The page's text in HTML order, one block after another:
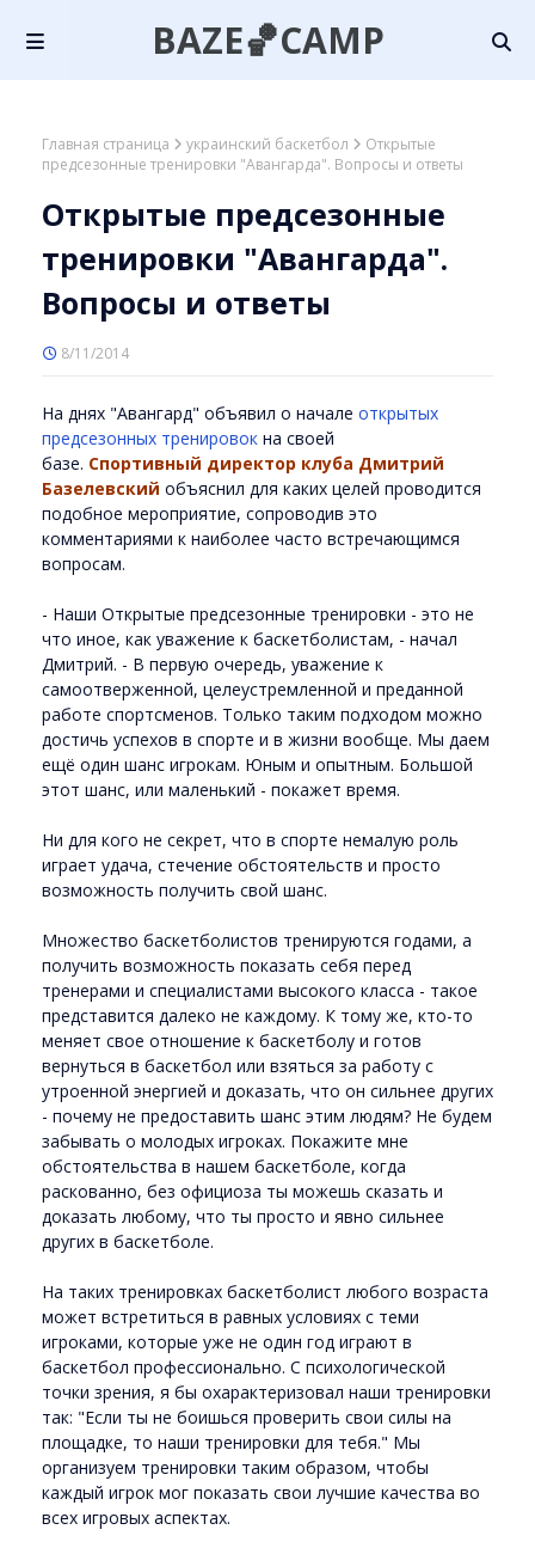
BAZE🏀CAMP
Главная страница украинский баскетбол
Открытые
предсезонные тренировки "Авангарда". Вопросы и ответы
Открытые предсезонные
тренировки "Авангарда".
Вопросы и ответы
8/11/2014
На днях "Авангард" объявил о начале открытых
предсезонных тренировок на своей
базе. Спортивный директор клуба Дмитрий
Базелевский объяснил для каких целей проводится
подобное мероприятие, сопроводив это
комментариями к наиболее часто встречающимся
вопросам.
- Наши Открытые предсезонные тренировки - это не
что иное, как уважение к баскетболистам, - начал
Дмитрий. - В первую очередь, уважение к
самоотверженной, целеустремленной и преданной
работе спортсменов. Только таким подходом можно
достичь успехов в спорте и в жизни вообще. Мы даем
ещё один шанс игрокам. Юным и опытным. Большой
этот шанс, или маленький - покажет время.
Ни для кого не секрет, что в спорте немалую роль
играет удача, стечение обстоятельств и просто
возможность получить свой шанс.
Множество баскетболистов тренируются годами, а
получить возможность показать себя перед
тренерами и специалистами высокого класса - такое
представится далеко не каждому. К тому же, кто-то
меняет свое отношение к баскетболу и готов
вернуться в баскетбол или взяться за работу с
утроенной энергией и доказать, что он сильнее других
- почему не предоставить шанс этим людям? Не будем
забывать о молодых игроках. Покажите мне
обстоятельства в нашем баскетболе, когда
раскованно, без официоза ты можешь сказать и
доказать любому, что ты просто и явно сильнее
других в баскетболе.
На таких тренировках баскетболист любого возраста
может встретиться в равных условиях с теми
игроками, которые уже не один год играют в
баскетбол профессионально. С психологической
точки зрения, я бы охарактеризовал наши тренировки
так: "Если ты не боишься проверить свои силы на
площадке, то наши тренировки для тебя." Мы
организуем тренировки таким образом, чтобы
каждый игрок мог показать свои лучшие качества во
всех игровых аспектах.